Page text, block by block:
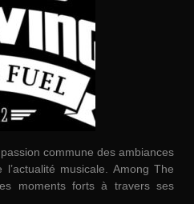
commune des ambiances
musicale. Among The
moments forts à travers ses